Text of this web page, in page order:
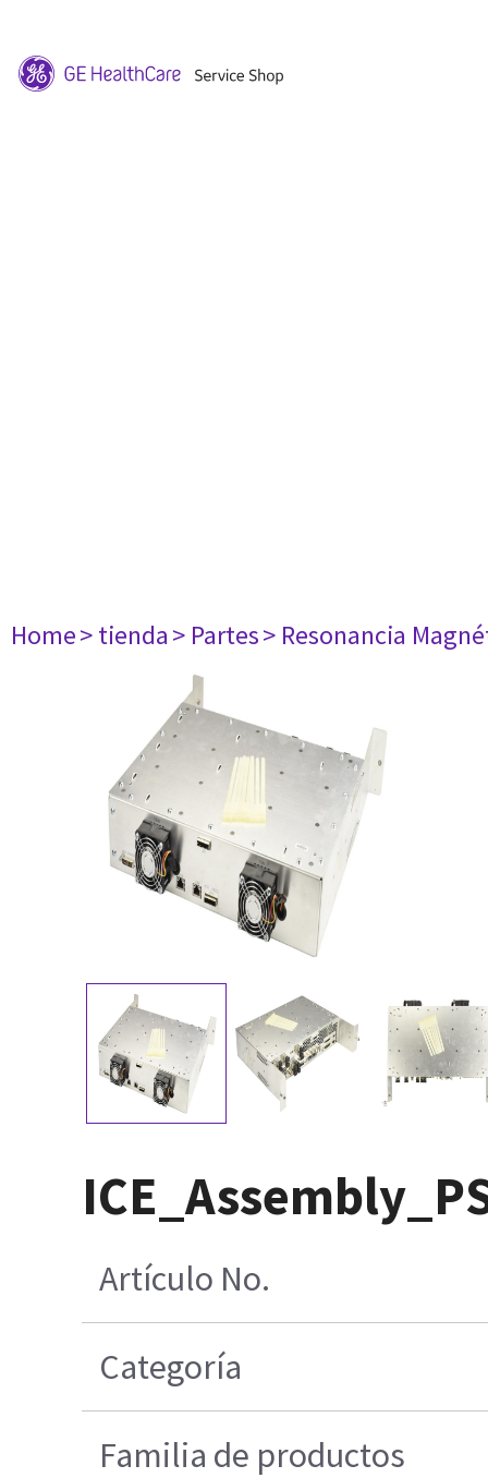
Home> tienda> Partes> Resonancia
Artículo No.
Categoría
Familia de productos